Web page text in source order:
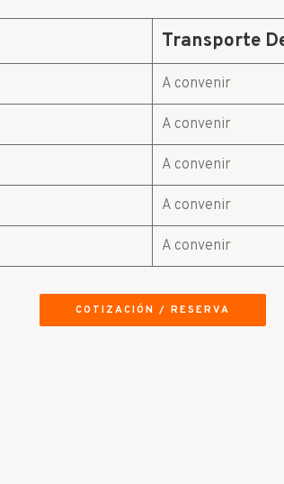
Transporte
A convenir
A convenir
A convenir
A convenir
A convenir
COTIZACIÓN / RESERVA